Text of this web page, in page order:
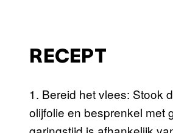
RECEPT
1. Bereid het vlees: Stook
olijfolie en besprenkel met